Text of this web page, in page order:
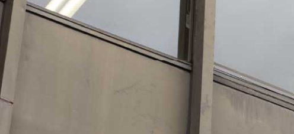
鎌田 陽菜
工藤 さやか
平藤 勇人
川上 菜摘